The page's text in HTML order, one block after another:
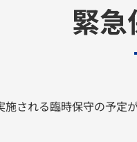
緊急
施される臨時保守の予定